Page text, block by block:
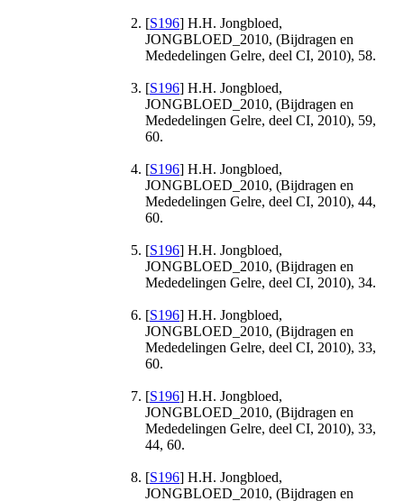
[S196] H.H. Jongbloed,
JONGBLOED_2010, (Bijdragen en
Mededelingen Gelre, deel CI, 2010), 58.
[S196] H.H. Jongbloed,
JONGBLOED_2010, (Bijdragen en
Mededelingen Gelre, deel CI, 2010), 59,
60.
[S196] H.H. Jongbloed,
JONGBLOED_2010, (Bijdragen en
Mededelingen Gelre, deel CI, 2010), 44,
60.
[S196] H.H. Jongbloed,
JONGBLOED_2010, (Bijdragen en
Mededelingen Gelre, deel CI, 2010), 34.
[S196] H.H. Jongbloed,
JONGBLOED_2010, (Bijdragen en
Mededelingen Gelre, deel CI, 2010), 33,
60.
[S196] H.H. Jongbloed,
JONGBLOED_2010, (Bijdragen en
Mededelingen Gelre, deel CI, 2010), 33,
44, 60.
[S196] H.H. Jongbloed,
JONGBLOED_2010, (Bijdragen en